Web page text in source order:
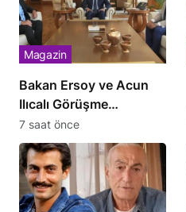
Bakan Ersoy ve Acun
Ilıcalı Görüşme
Gerçekleştirdi
Magazin
7 saat önce